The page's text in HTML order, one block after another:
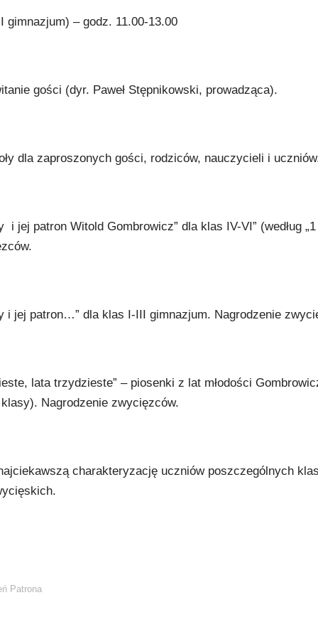
– godz. 11.00-13.00
gości (dyr. Paweł Stępnikowski, prowadząca).
dla zaproszonych gości, rodziców, nauczycieli i
i jej patron Witold Gombrowicz” dla klas IV-VI” (według
i jej patron…” dla klas I-III gimnazjum. Nagrodzenie
lata trzydzieste” – piosenki z lat młodości
Nagrodzenie zwycięzców.
charakteryzację uczniów poszczególnych
Patrona